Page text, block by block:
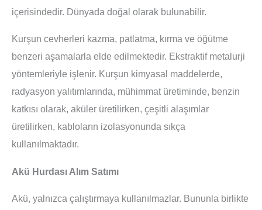
içerisindedir. Dünyada doğal olarak bulunabilir.
Kurşun cevherleri kazma, patlatma, kırma ve öğütme
benzeri aşamalarla elde edilmektedir. Ekstraktif metalurji
yöntemleriyle işlenir. Kurşun kimyasal maddelerde,
radyasyon yalıtımlarında, mühimmat üretiminde, benzin
katkısı olarak, aküler üretilirken, çeşitli alaşımlar
üretilirken, kabloların izolasyonunda sıkça
kullanılmaktadır.
Akü Hurdası Alım Satımı
Akü, yalnızca çalıştırmaya kullanılmazlar. Bununla birlikte